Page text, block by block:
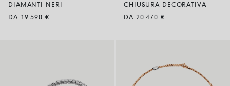
DIAMANTI NERI
DA 19.590 €
CHIUSURA DECORATIVA
DA 20.470 €